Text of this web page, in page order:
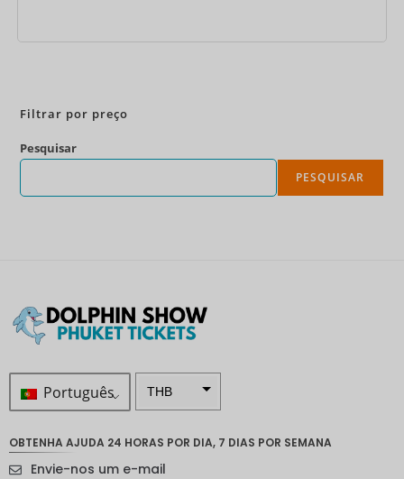
Filtrar por preço
Pesquisar
PESQUISAR
Português THB
sueca
OBTENHA AJUDA 24 HORAS POR DIA, 7 DIAS POR SEMANA
Envie-nos um e-mail